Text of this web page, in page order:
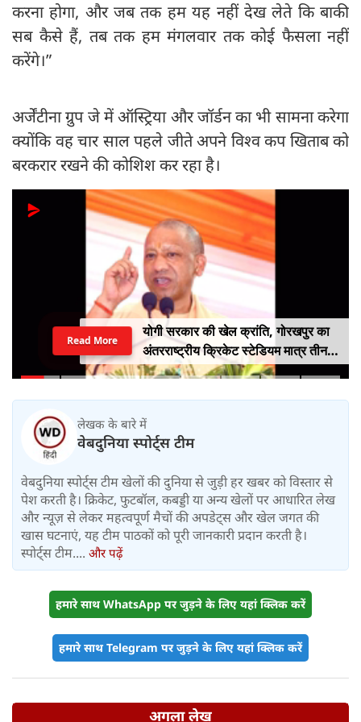
करना होगा, और जब तक हम यह नहीं देख लेते कि बाकी
सब कैसे हैं, तब तक हम मंगलवार तक कोई फैसला नहीं
करेंगे।”
अर्जेंटीना ग्रुप जे में ऑस्ट्रिया और जॉर्डन का भी सामना करेगा
क्योंकि वह चार साल पहले जीते अपने विश्व कप खिताब को
बरकरार रखने की कोशिश कर रहा है।
योगी सरकार की खेल क्रांति, गोरखपुर का
अंतरराष्ट्रीय क्रिकेट स्टेडियम मात्र तीन
महीने में लगभग 20% तैयार
Read More
लेखक के बारे में
वेबदुनिया स्पोर्ट्स टीम
वेबदुनिया स्पोर्ट्स टीम खेलों की दुनिया से जुड़ी हर खबर को विस्तार से
पेश करती है। क्रिकेट, फुटबॉल, कबड्डी या अन्य खेलों पर आधारित लेख
और न्यूज़ से लेकर महत्वपूर्ण मैचों की अपडेट्स और खेल जगत की
खास घटनाएं, यह टीम पाठकों को पूरी जानकारी प्रदान करती है।
स्पोर्ट्स टीम.... और पढ़ें
हमारे साथ WhatsApp पर जुड़ने के लिए यहां क्लिक करें
हमारे साथ Telegram पर जुड़ने के लिए यहां क्लिक करें
अगला लेख